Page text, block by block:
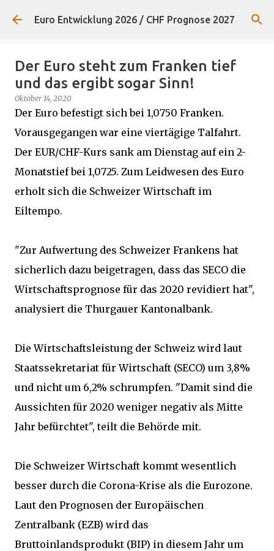
Direkt zum Hauptbereich
Euro Entwicklung 2026 / CHF Prognose 2027
Der Euro steht zum Franken tief
und das ergibt sogar Sinn!
Oktober 14, 2020
Der Euro befestigt sich bei 1,0750 Franken.
Vorausgegangen war eine viertägige Talfahrt.
Der EUR/CHF-Kurs sank am Dienstag auf ein 2-
Monatstief bei 1,0725. Zum Leidwesen des Euro
erholt sich die Schweizer Wirtschaft im
Eiltempo.
"Zur Aufwertung des Schweizer Frankens hat
sicherlich dazu beigetragen, dass das SECO die
Wirtschaftsprognose für das 2020 revidiert hat",
analysiert die Thurgauer Kantonalbank.
Die Wirtschaftsleistung der Schweiz wird laut
Staatssekretariat für Wirtschaft (SECO) um 3,8%
und nicht um 6,2% schrumpfen. "Damit sind die
Aussichten für 2020 weniger negativ als Mitte
Jahr befürchtet", teilt die Behörde mit.
Die Schweizer Wirtschaft kommt wesentlich
besser durch die Corona-Krise als die Eurozone.
Laut den Prognosen der Europäischen
Zentralbank (EZB) wird das
Bruttoinlandsprodukt (BIP) in diesem Jahr um